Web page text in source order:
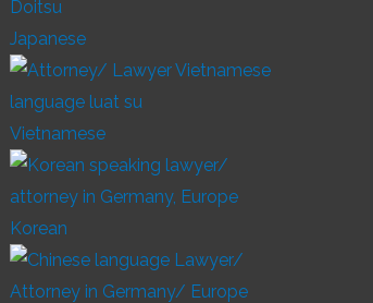
Japanese
Vietnamese
Korean